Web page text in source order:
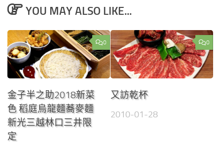
YOU MAY ALSO LIKE...
0
金子半之助2018新菜
色 稻庭烏龍麵蕎麥麵
新光三越林口三井限
定
0
又訪乾杯
2010-01-28